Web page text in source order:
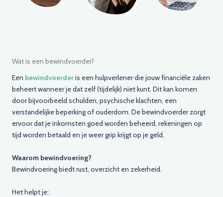
Wat is een bewindvoerder?
Een bewindvoerderis een hulpverlener die jouw financiële zaken
beheert wanneer je dat zelf (tijdelijk) niet kunt. Dit kan komen
door bijvoorbeeld schulden, psychische klachten, een
verstandelijke beperking of ouderdom. De bewindvoerder zorgt
ervoor dat je inkomsten goed worden beheerd, rekeningen op
tijd worden betaald en je weer grip krijgt op je geld.
Waarom bewindvoering?
Bewindvoering biedt rust, overzicht en zekerheid.
Het helpt je: